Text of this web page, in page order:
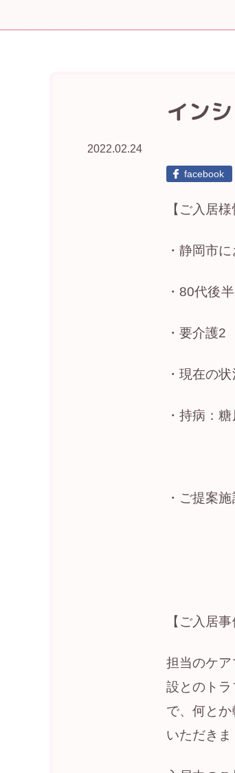
イン
2022.02.24
facebook
【ご入居様
・静岡市
・80代後
・要介護2
・現在の
・持病：
・ご提案
【ご入居事
担当のケ
設とのト
で、何と
いただきま